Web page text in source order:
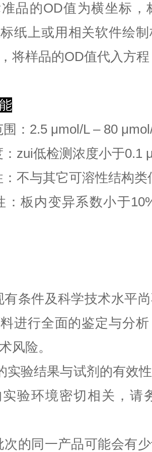
品的OD值为横坐标，
纸上或用相关软件绘制
， 将样品的OD值代入方
： 2.5 μmol/L –80
zui低检测浓度小于0.1
不与其它可溶性结构类
：板内变异系数小于10
条件及科学技术水平
进行全面的鉴定与分
风险。
实验结果与试剂的有效
验环境密切相关，请
的同一产品可能会有